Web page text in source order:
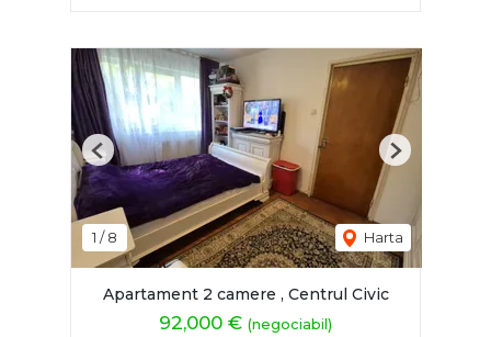
1 /8 Harta
Previous Next
Apartament 2 camere , Centrul Civic
92,000 € (negociabil)